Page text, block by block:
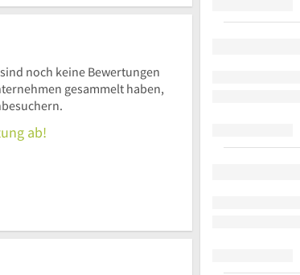
noch keine Bewertungen
gesammelt haben,
ab!